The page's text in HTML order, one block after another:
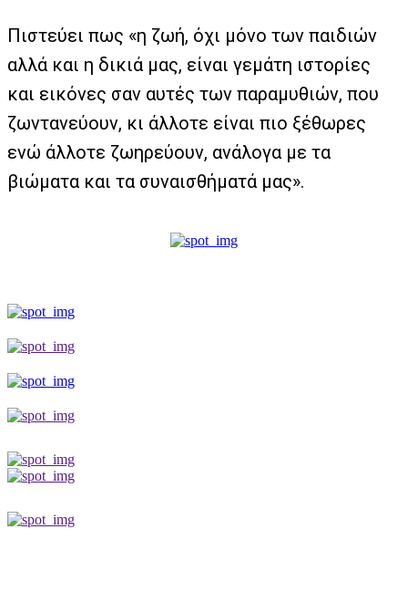
Πιστεύει πως «η ζωή, όχι μόνο των παιδιών
αλλά και η δικιά μας, είναι γεμάτη ιστορίες
και εικόνες σαν αυτές των παραμυθιών, που
ζωντανεύουν, κι άλλοτε είναι πιο ξέθωρες
ενώ άλλοτε ζωηρεύουν, ανάλογα με τα
βιώματα και τα συναισθήματά μας».